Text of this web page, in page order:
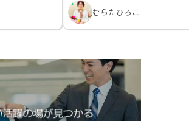
むらたひろこ